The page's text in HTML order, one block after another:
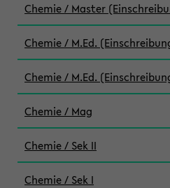
Chemie / Master
Chemie / M.Ed.
Chemie / M.Ed.
Chemie / Mag
Chemie / Sek II
Chemie / Sek I